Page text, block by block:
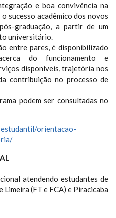
e boa convivência na
sucesso acadêmico dos novos
graduação, a partir de um
universitário.
entre pares, é disponibilizado
do funcionamento e
disponíveis, trajetória nos
contribuição no processo de
podem ser consultadas no
orientacao-
atendendo estudantes de
(FT e FCA) e Piracicaba